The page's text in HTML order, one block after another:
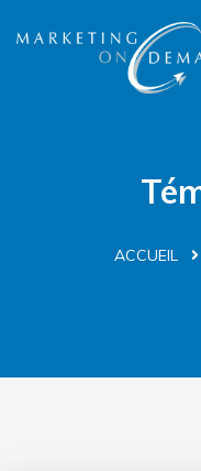
ACCUEIL